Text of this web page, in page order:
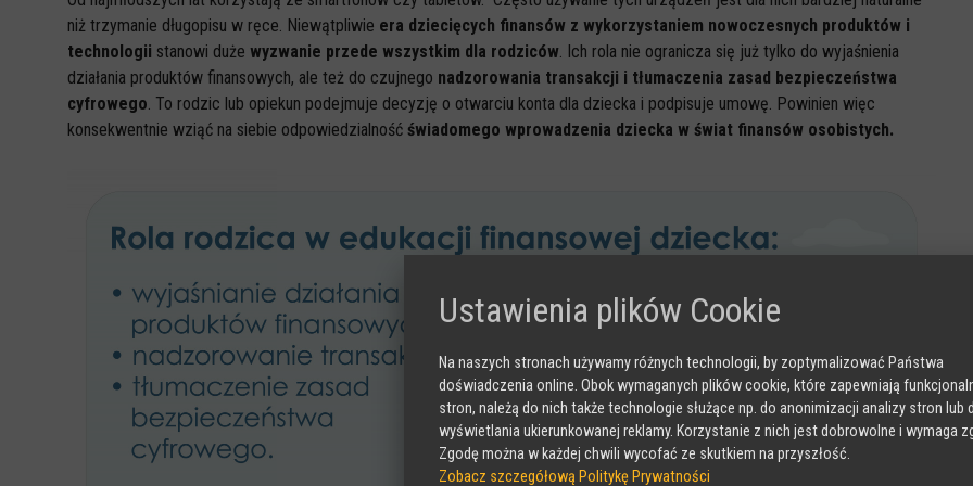
niż trzymanie długopisu w ręce. Niewątpliwie era dziecięcych finansów z wykorzystaniem nowoczesnych produktów i
technologii stanowi duże wyzwanie przede wszystkim dla rodziców. Ich rola nie ogranicza się już tylko do wyjaśnienia
działania produktów finansowych, ale też do czujnego nadzorowania transakcji i tłumaczenia zasad bezpieczeństwa
cyfrowego. To rodzic lub opiekun podejmuje decyzję o otwarciu konta dla dziecka i podpisuje umowę. Powinien więc
konsekwentnie wziąć na siebie odpowiedzialność świadomego wprowadzenia dziecka w świat finansów osobistych.
Ustawienia plików Cookie
Na naszych stronach używamy różnych technologii, by zoptymalizować Państwa
doświadczenia online. Obok wymaganych plików cookie, które zapewniają
stron, należą do nich także technologie służące np. do anonimizacji analizy stron lub
wyświetlania ukierunkowanej reklamy. Korzystanie z nich jest dobrowolne i wymaga
Zgodę można w każdej chwili wycofać ze skutkiem na przyszłość.
Zobacz szczegółową Politykę Prywatności